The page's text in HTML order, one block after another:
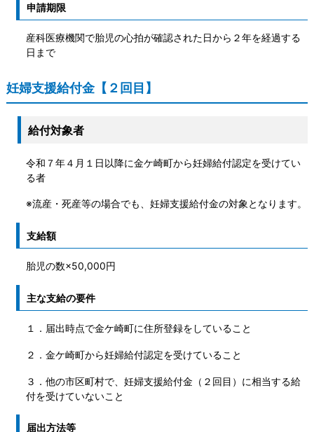
申請期限
産科医療機関で胎児の心拍が確認された日から２年を経過する
日まで
妊婦支援給付金【２回目】
給付対象者
令和７年４月１日以降に金ケ崎町から妊婦給付認定を受けてい
る者
※流産・死産等の場合でも、妊婦支援給付金の対象となります。
支給額
胎児の数×50,000円
主な支給の要件
１．届出時点で金ケ崎町に住所登録をしていること
２．金ケ崎町から妊婦給付認定を受けていること
３．他の市区町村で、妊婦支援給付金（２回目）に相当する給
付を受けていないこと
届出方法等